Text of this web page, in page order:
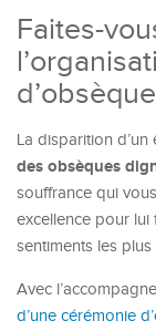
Faites-
La disparition
des obsèques
souffrance qui
excellence pour
sentiments les
Avec
d’une cérémonie